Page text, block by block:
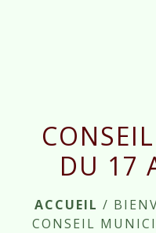
DU 17
ACCUEIL /
CONSEIL